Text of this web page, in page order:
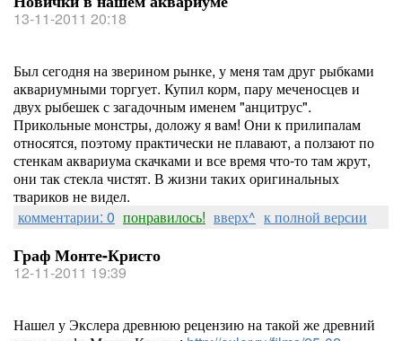
13-11-2011 20:18
Был сегодня на зверином рынке, у меня там друг рыбками
аквариумными торгует. Купил корм, пару меченосцев и
двух рыбешек с загадочным именем "анцитрус".
Прикольные монстры, доложу я вам! Они к прилипалам
относятся, поэтому практически не плавают, а ползают по
стенкам аквариума скачками и все время что-то там жрут,
они так стекла чистят. В жизни таких оригинальных
твариков не видел.
комментарии: 0 понравилось! вверх^ к полной версии
Граф Монте-Кристо
12-11-2011 19:39
Нашел у Экслера древнюю рецензию на такой же древний